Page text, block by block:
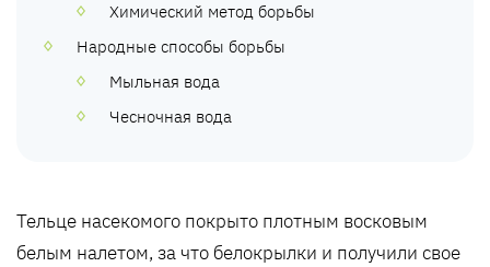
Химический метод борьбы
Народные способы борьбы
Мыльная вода
Чесночная вода
Тельце насекомого покрыто плотным восковым
белым налетом, за что белокрылки и получили свое